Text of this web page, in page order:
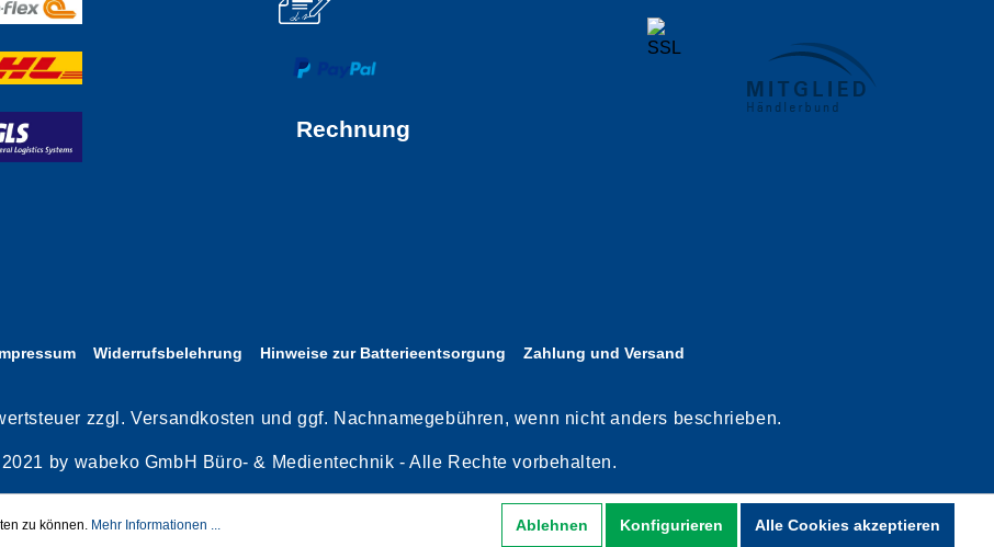
Rechnung
Widerrufsbelehrung Hinweise zur Batterieentsorgung Zahlung und Versand
zzgl. Versandkosten und ggf. Nachnamegebühren, wenn nicht anders beschrieben.
by wabeko GmbH Büro- & Medientechnik - Alle Rechte vorbehalten.
zu können. Mehr Informationen ... Ablehnen Konfigurieren Alle Cookies akzeptieren